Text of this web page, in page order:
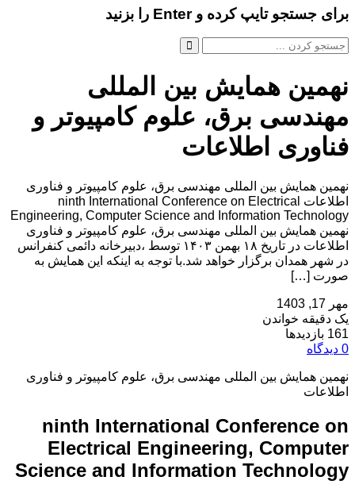
برای جستجو تایپ کرده و Enter را بزنید
نهمین همایش بین المللی
مهندسی برق، علوم کامپیوتر و
فناوری اطلاعات
نهمین همایش بین المللی مهندسی برق، علوم کامپیوتر و فناوری
اطلاعات ninth International Conference on Electrical
Engineering, Computer Science and Information Technology
نهمین همایش بین المللی مهندسی برق، علوم کامپیوتر و فناوری
اطلاعات در تاریخ ۱۸ بهمن ۱۴۰۳ توسط ،دبیرخانه دائمی کنفرانس
در شهر همدان برگزار خواهد شد.با توجه به اینکه این همایش به
صورت […]
مهر 17, 1403
یک دقیقه خواندن
161 بازدیدها
0 دیدگاه
نهمین همایش بین المللی مهندسی برق، علوم کامپیوتر و فناوری
اطلاعات
ninth International Conference on
Electrical Engineering, Computer
Science and Information Technology